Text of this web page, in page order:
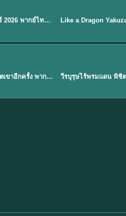
EP.6ซีรี่ย์ญี่ปุ่น Viral Hit นักสู้ทูปเบอร์ 2026 พากย์ไทย EP.1-6 ★7
EP.1รักแรกที่ลาจากของวายร้าย พิชิตเขาอีกครั้ง พากย์ไทย